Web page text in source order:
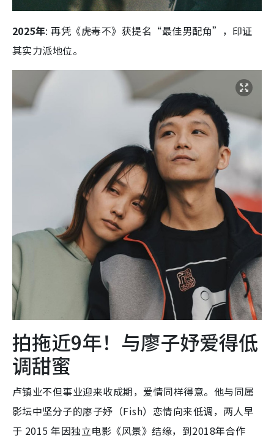
2025年: 再凭《虎毒不》获提名“最佳男配角”，印证
其实力派地位。
拍拖近9年！与廖子妤爱得低
调甜蜜
卢镇业不但事业迎来收成期，爱情同样得意。他与同属
影坛中坚分子的廖子妤（Fish）恋情向来低调，两人早
于 2015 年因独立电影《风景》结缘，到2018年合作